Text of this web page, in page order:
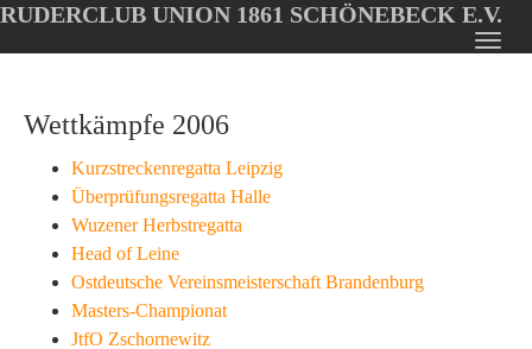
Oops, an error occurred! Code: 20260806134406ffa2bd99
main
RUDERCLUB UNION 1861 SCHÖNEBECK E.V.
Wettkämpfe 2006
Kurzstreckenregatta Leipzig
Überprüfungsregatta Halle
Wuzener Herbstregatta
Head of Leine
Ostdeutsche Vereinsmeisterschaft Brandenburg
Masters-Championat
JtfO Zschornewitz